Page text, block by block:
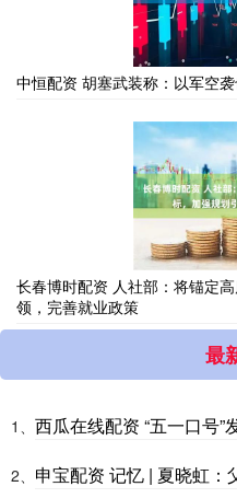
中恒配资 胡塞武装称：以军空
长春博时配资 人社部：将锚定
领，完善就业政策
最
1、 西瓜在线配资 “五一口号”
2、 申宝配资 记忆 | 夏晓虹：